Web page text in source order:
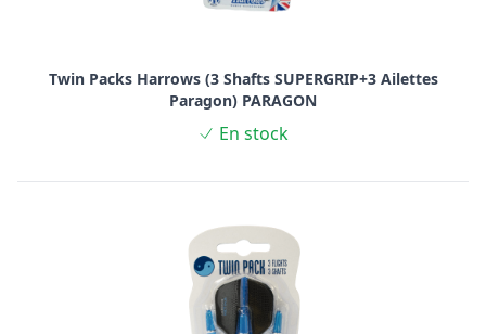
Twin Packs Harrows (3 Shafts SUPERGRIP+3 Ailettes
Paragon) PARAGON
En stock